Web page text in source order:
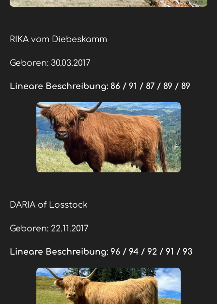
RIKA vom Diebeskamm
Geboren: 30.03.2017
Lineare Beschreibung: 86 / 91 / 87 / 89 / 89
DARIA of Losstock
Geboren: 22.11.2017
Lineare Beschreibung: 96 / 94 / 92 / 91 / 93